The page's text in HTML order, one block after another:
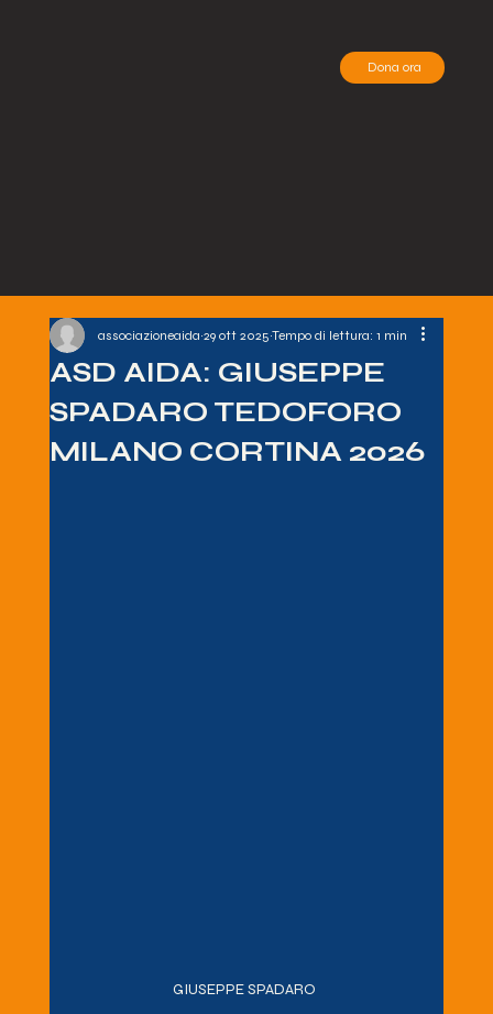
Dona ora
ASD AIDA: GIUSEPPE
SPADARO TEDOFORO
MILANO CORTINA 2026
associazioneaida 29 ott 2025Tempo di lettura: 1 min
GIUSEPPE SPADARO